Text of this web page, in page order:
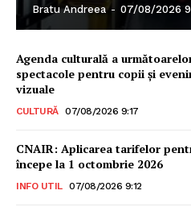
Bratu Andreea - 07/08/2026
Agenda culturală a
spectacole pentru copii și
vizuale
CULTURĂ 07/08/2026 9:17
CNAIR: Aplicarea tarifelor
începe la 1 octombrie 2026
INFO UTIL 07/08/2026 9:12